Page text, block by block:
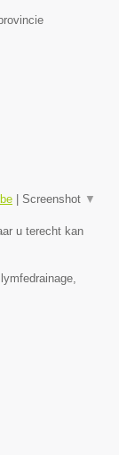
Screenshot ▼
u terecht kan